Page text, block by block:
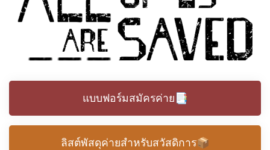
แบบฟอร์มสมัครค่าย📑
ลิสต์พัสดุค่ายสำหรับสวัสดิการ📦